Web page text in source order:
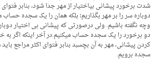
شدت برخورد پیشانی بی­اختیار از مهر جدا شود، بنابر
دوباره سر را بر مهر بگذاریم؛ بلکه همان را یک سجده حساب
وچه نگفته باشیم. ولی درصورتی که پیشانی بی­ اختیار
دو برخورد را یک سجده حساب می­کنیم.در آخر اینکه اگر
کردن پیشانی، مهر به آن بچسبد بنابر فتوای اکثر مراجع
سجده برویم.